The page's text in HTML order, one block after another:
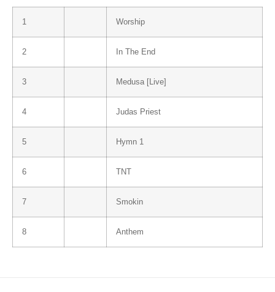
1 Worship
2 In The End
3 Medusa [Live]
4 Judas Priest
5 Hymn 1
6 TNT
7 Smokin
8 Anthem